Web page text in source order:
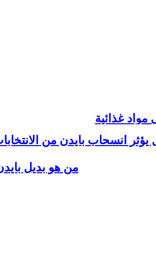
مواد غذائية
يؤثر انسحاب بايدن من
من هو بديل